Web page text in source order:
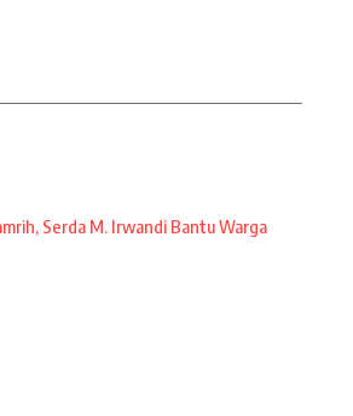
Serda M. Irwandi Bantu Warga